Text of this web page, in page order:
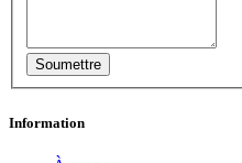
Information